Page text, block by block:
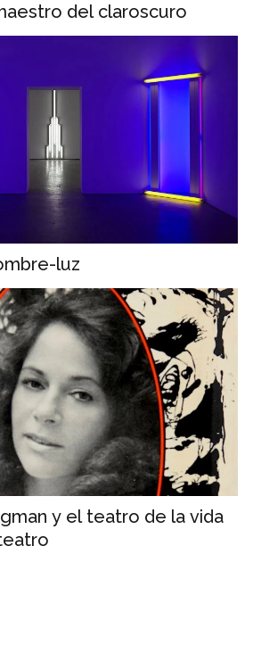
del claroscuro
luz
y el teatro de la vida